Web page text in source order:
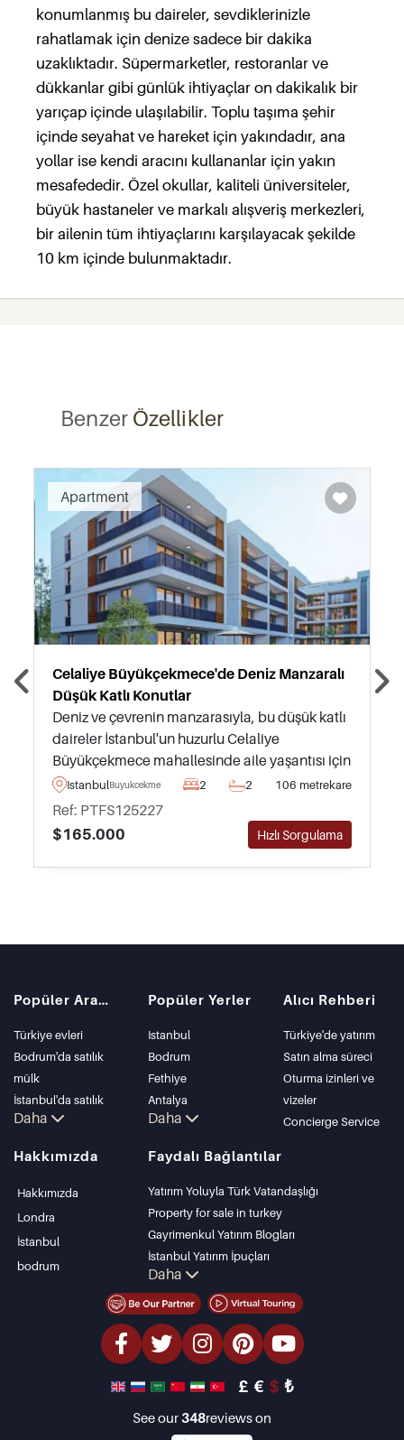
konumlanmış bu daireler, sevdiklerinizle
rahatlamak için denize sadece bir dakika
uzaklıktadır. Süpermarketler, restoranlar ve
dükkanlar gibi günlük ihtiyaçlar on dakikalık bir
yarıçap içinde ulaşılabilir. Toplu taşıma şehir
içinde seyahat ve hareket için yakındadır, ana
yollar ise kendi aracını kullananlar için yakın
mesafededir. Özel okullar, kaliteli üniversiteler,
büyük hastaneler ve markalı alışveriş merkezleri,
bir ailenin tüm ihtiyaçlarını karşılayacak şekilde
10 km içinde bulunmaktadır.
BenzerÖzellikler
Apartment
Celaliye Büyükçekmece'de Deniz Manzaralı
Düşük Katlı Konutlar
Deniz ve çevrenin manzarasıyla, bu düşük katlı
daireler İstanbul'un huzurlu Celaliye
Büyükçekmece mahallesinde aile yaşantısı için
mükemmeldir – kaçırılmaması gereken bir
fırsattır.
IstanbulBuyukcekmece 2 2 106 metrekare
Ref: PTFS125227
$165.000
Hızlı Sorgulama
Popüler Aramalar
Türkiye evleri
Bodrum'da satılık
mülk
İstanbul'da satılık
daire
Bodrum Villası
Antalya'da satılık
Daha
Popüler Yerler
Istanbul
Bodrum
Fethiye
Antalya
Kalkan
Kas
Bursa
Gocek
Side
Kemer
Dalyan
Izmir
Belek
Daha
Alıcı Rehberi
Türkiye'de yatırım
Satın alma süreci
Oturma izinleri ve
vizeler
Concierge Service
Hakkımızda
Hakkımızda
Londra
İstanbul
bodrum
Faydalı Bağlantılar
Yatırım Yoluyla Türk Vatandaşlığı
Property for sale in turkey
Gayrimenkul Yatırım Blogları
İstanbul Yatırım İpuçları
PropertyTurkey TV
İstanbul Yatırım Gayrimenkulleri
Mülkünüzü Satmak
Uygun Fiyatlı Emlaklar
Denize Sıfır Tesisler
lüks Özellikler
Daha
£ € $ ₺
See our348reviews on